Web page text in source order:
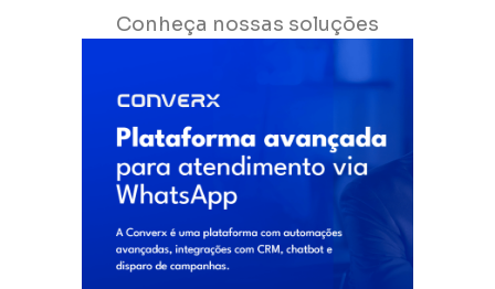
Conheça nossas soluções